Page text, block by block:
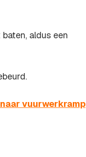
aldus een
vuurwerkramp